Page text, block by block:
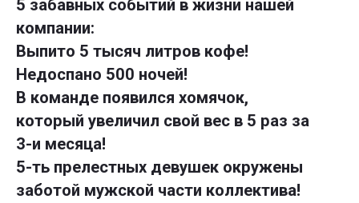
5 забавных событий в жизни нашей
компании:
Выпито 5 тысяч литров кофе!
Недоспано 500 ночей!
В команде появился хомячок,
который увеличил свой вес в 5 раз за
3-и месяца!
5-ть прелестных девушек окружены
заботой мужской части коллектива!